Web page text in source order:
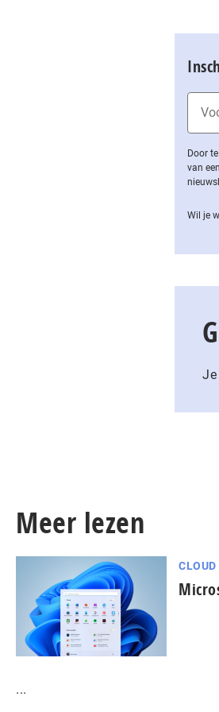
Door
van
Wil je
Meer lezen
...